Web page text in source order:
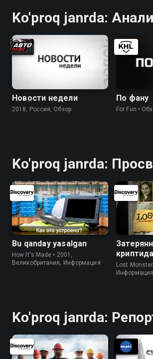
Ko'proq janrda:
Новости недели
2018, Россия, Обзор
По фану
For Fun •
Ko'proq janrda:
Bu qanday yasalgan
How It's Made • 2001,
Великобритания, Информация
Lost
Информация
Ko'proq janrda: